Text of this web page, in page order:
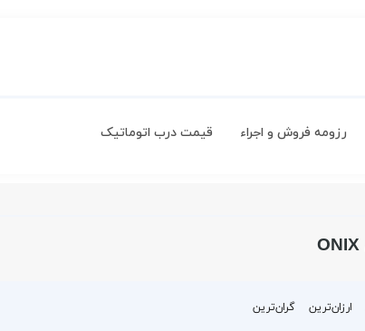
رزومه فروش و اجراء قیمت درب اتوماتیک
ارزان‌ترین گران‌ترین